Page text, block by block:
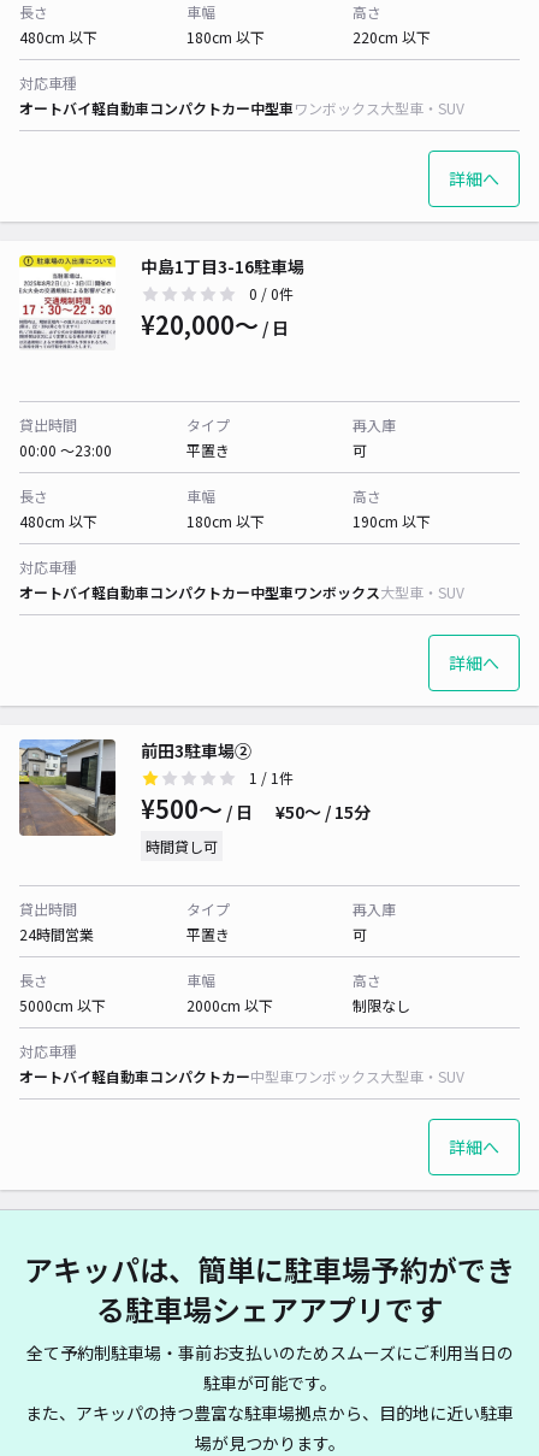
長さ
480cm 以下
車幅
180cm 以下
高さ
220cm 以下
対応車種
オートバイ軽自動車コンパクトカー中型車ワンボックス大型車・SUV
詳細へ
中島1丁目3-16駐車場
0 / 0件
¥20,000〜 / 日
貸出時間
00:00 〜23:00
タイプ
平置き
再入庫
可
長さ
480cm 以下
車幅
180cm 以下
高さ
190cm 以下
対応車種
オートバイ軽自動車コンパクトカー中型車ワンボックス大型車・SUV
詳細へ
前田3駐車場②
1 / 1件
¥500〜 / 日 ¥50〜 / 15分
時間貸し可
貸出時間
24時間営業
タイプ
平置き
再入庫
可
長さ
5000cm 以下
車幅
2000cm 以下
高さ
制限なし
対応車種
オートバイ軽自動車コンパクトカー中型車ワンボックス大型車・SUV
詳細へ
アキッパは、簡単に駐車場予約ができ
る駐車場シェアアプリです
全て予約制駐車場・事前お支払いのためスムーズにご利用当日の
駐車が可能です。
また、アキッパの持つ豊富な駐車場拠点から、目的地に近い駐車
場が見つかります。